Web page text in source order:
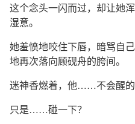
这个念头一闪而过，却让她
湿意。
她羞愤地咬住下唇，暗骂自
地再次落向顾砚舟的胯间。
迷神香燃着，他……不会醒的
只是……碰一下？